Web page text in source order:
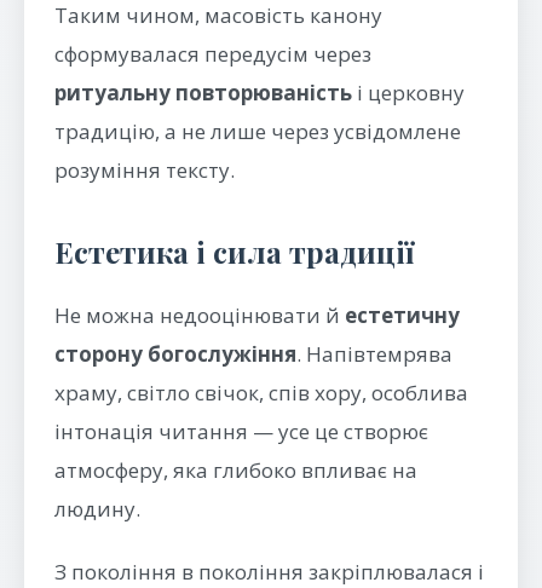
Таким чином, масовість канону
сформувалася передусім через
ритуальну повторюваність і церковну
традицію, а не лише через усвідомлене
розуміння тексту.
Естетика і сила традиції
Не можна недооцінювати й естетичну
сторону богослужіння. Напівтемрява
храму, світло свічок, спів хору, особлива
інтонація читання — усе це створює
атмосферу, яка глибоко впливає на
людину.
З покоління в покоління закріплювалася і